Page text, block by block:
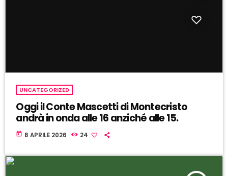
UNCATEGORIZED
Oggi il Conte Mascetti di Montecristo
andrà in onda alle 16 anziché alle 15.
today 8 APRILE 2026 24